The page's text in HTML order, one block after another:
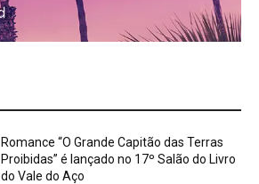
Romance “O Grande Capitão das Terras
Proibidas” é lançado no 17º Salão do Livro
do Vale do Aço